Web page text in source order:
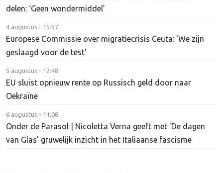
delen: ‘Geen wondermiddel’
4 augustus - 15:57
Europese Commissie over migratiecrisis Ceuta: 'We zijn
geslaagd voor de test'
5 augustus - 12:48
EU sluist opnieuw rente op Russisch geld door naar
Oekraïne
6 augustus - 11:08
Onder de Parasol | Nicoletta Verna geeft met 'De dagen
van Glas' gruwelijk inzicht in het Italiaanse fascisme